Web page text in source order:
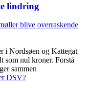
lindring
blive overraskende
i Nordsøen og Kattegat
som nul kroner. Forstå
sammen
DSV?